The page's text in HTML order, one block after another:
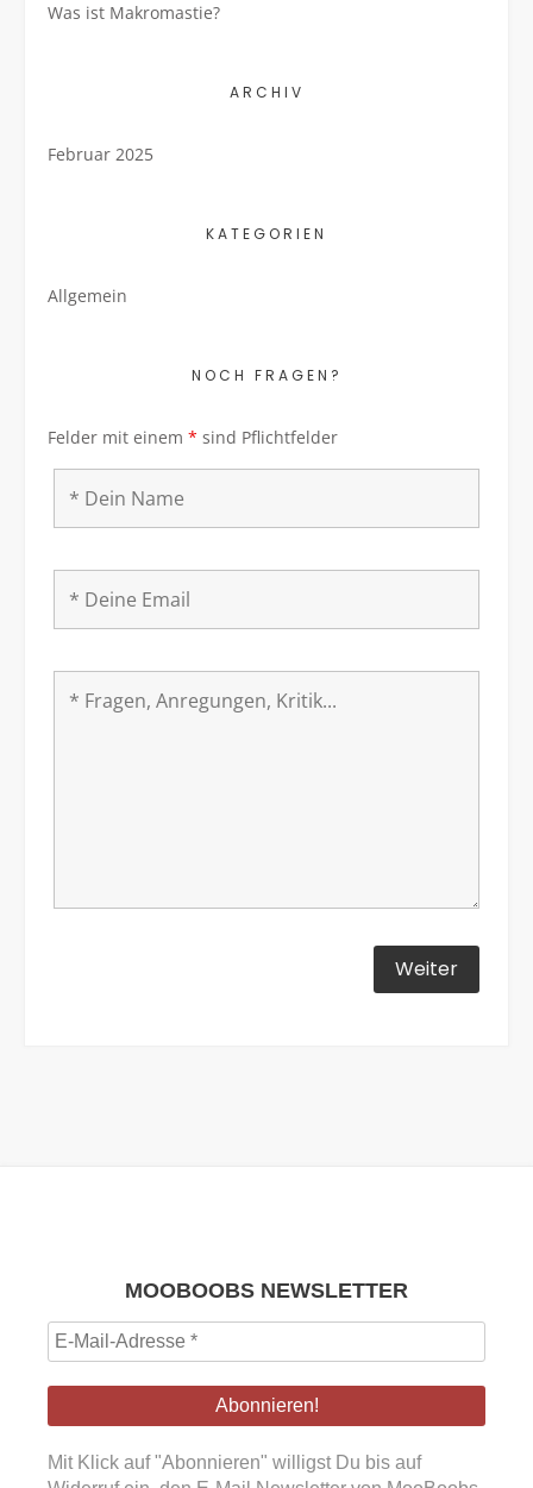
Was ist Makromastie?
ARCHIV
Februar 2025
KATEGORIEN
Allgemein
NOCH FRAGEN?
Felder mit einem * sind Pflichtfelder
MOOBOOBS NEWSLETTER
E-
Mail-
Adresse
Mit Klick auf "Abonnieren" willigst Du bis auf